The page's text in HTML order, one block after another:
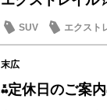
SUV エクスト
末広
⁂定休日のご案